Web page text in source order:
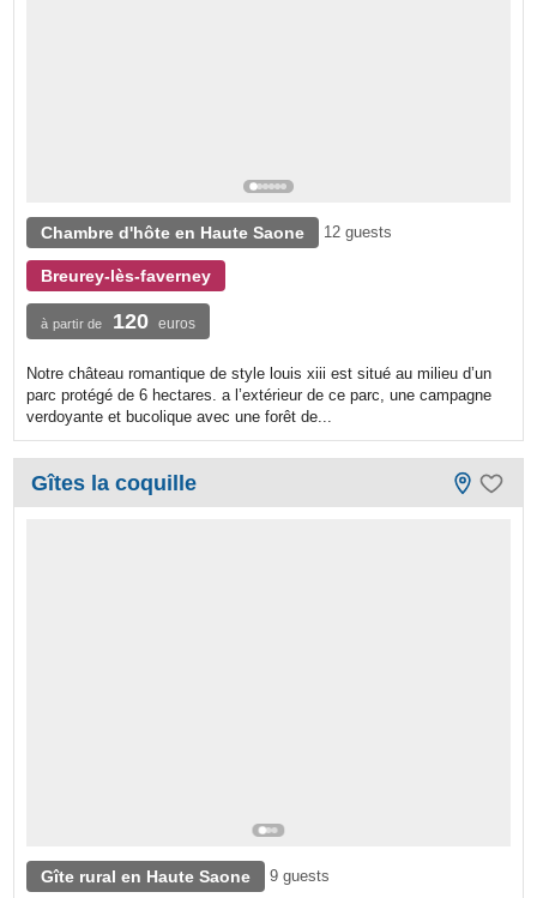
Chambre d'hôte en Haute Saone 12 guests
Breurey-lès-faverney
à partir de 120 euros
Notre château romantique de style louis xiii est situé au milieu d’un
parc protégé de 6 hectares. a l’extérieur de ce parc, une campagne
verdoyante et bucolique avec une forêt de...
Gîtes la coquille
Gîte rural en Haute Saone 9 guests